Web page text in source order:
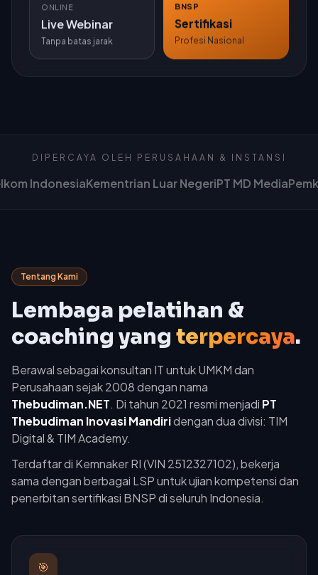
ONLINE
Live Webinar
Tanpa batas jarak
BNSP
Sertifikasi
Profesi Nasional
DIPERCAYA OLEH PERUSAHAAN & INSTANSI
IndonesiaKementrian Luar NegeriPT MD Media
Tentang Kami
Lembaga pelatihan &
coaching yang terpercaya.
Berawal sebagai konsultan IT untuk UMKM dan
Perusahaan sejak 2008 dengan nama
Thebudiman.NET. Di tahun 2021 resmi menjadi PT
Thebudiman Inovasi Mandiridengan dua divisi: TIM
Digital & TIM Academy.
Terdaftar di Kemnaker RI (VIN 2512327102), bekerja
sama dengan berbagai LSP untuk ujian kompetensi dan
penerbitan sertifikasi BNSP di seluruh Indonesia.
🎯